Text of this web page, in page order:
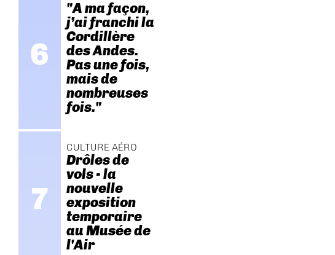
"A ma façon,
j’ai franchi la
Cordillère
des Andes.
Pas une fois,
mais de
nombreuses
fois."
CULTURE AÉRO
Drôles de
vols - la
nouvelle
exposition
temporaire
au Musée de
l'Air